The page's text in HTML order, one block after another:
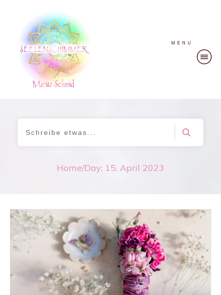
MENU
Home/Day: 15. April 2023